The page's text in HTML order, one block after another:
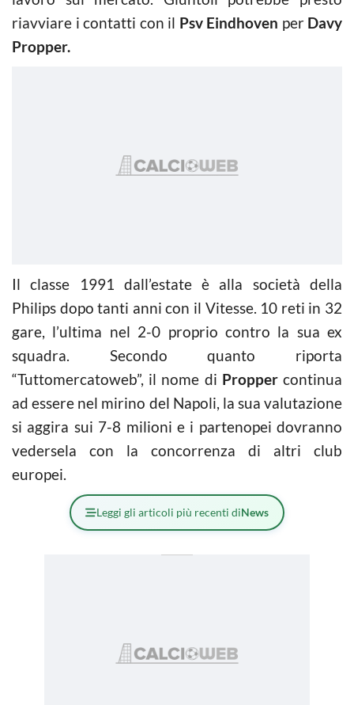
riavviare i contatti con il Psv Eindhoven per Davy
Propper.
Il classe 1991 dall’estate è alla società della
Philips dopo tanti anni con il Vitesse. 10 reti in 32
gare, l’ultima nel 2-0 proprio contro la sua ex
squadra. Secondo quanto riporta
“Tuttomercatoweb”, il nome di Proppercontinua
ad essere nel mirino del Napoli, la sua valutazione
si aggira sui 7-8 milioni e i partenopei dovranno
vedersela con la concorrenza di altri club
europei.
Leggi gli articoli più recenti diNews